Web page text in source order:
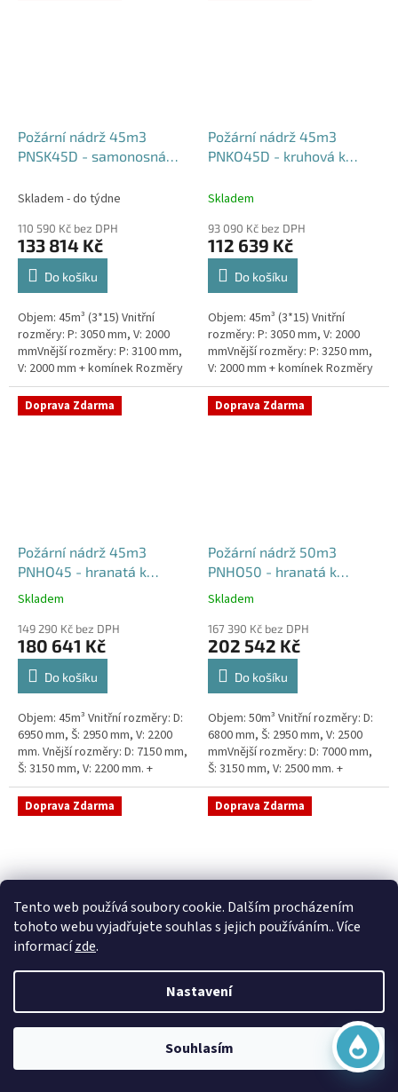
Tento web používá soubory cookie. Dalším procházením
tohoto webu vyjadřujete souhlas s jejich používáním.. Více
informacízde.
Nastavení
Souhlasím
Požární nádrž 45m3
PNSK45D - samonosná
Skladem - do týdne
110 590 Kč bez DPH
133 814 Kč
Do košíku
Objem: 45m³ (3*15) Vnitřní
rozměry: P: 3050 mm, V: 2000
mmVnější rozměry: P: 3100 mm,
V: 2000 mm + komínek Rozměry
nádrže možno jakkoliv upravit -
vyrobíme nádrž na...
Požární nádrž 45m3
PNKO45D - kruhová k
Skladem
93 090 Kč bez DPH
112 639 Kč
Do košíku
Objem: 45m³ (3*15) Vnitřní
rozměry: P: 3050 mm, V: 2000
mmVnější rozměry: P: 3250 mm,
V: 2000 mm + komínek Rozměry
nádrže možno jakkoliv upravit -
vyrobíme nádrž na...
Doprava Zdarma
Požární nádrž 45m3
PNHO45 - hranatá k
obetonování
Průměrné
produktu
je
5,0
hvězdiček.
Skladem
149 290 Kč bez DPH
180 641 Kč
Do košíku
Objem: 45m³ Vnitřní rozměry: D:
6950 mm, Š: 2950 mm, V: 2200
mm. Vnější rozměry: D: 7150 mm,
Š: 3150 mm, V: 2200 mm. +
komínek Běžná doba dodání 2-3
týdny od objednávky....
Doprava Zdarma
Požární nádrž 50m3
PNHO50 - hranatá k
obetonování
Průměrné
produktu
je
5,0
hvězdiček.
Skladem
167 390 Kč bez DPH
202 542 Kč
Do košíku
Objem: 50m³ Vnitřní rozměry: D:
6800 mm, Š: 2950 mm, V: 2500
mmVnější rozměry: D: 7000 mm,
Š: 3150 mm, V: 2500 mm. +
komínek Běžná doba dodání 2-3
týdny od objednávky. Rozměry...
Doprava Zdarma
Sací šachta samonosná
hodnocení
5,0
20 790 Kč bez DPH
Doprava Zdarma
Skladem
15 390 Kč bez DPH
Online
Začít konverzaci